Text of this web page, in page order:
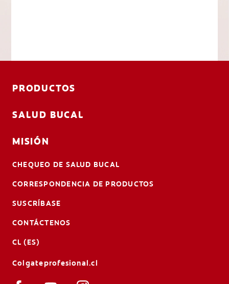
PRODUCTOS
SALUD BUCAL
MISIÓN
CHEQUEO DE SALUD BUCAL
CORRESPONDENCIA DE PRODUCTOS
SUSCRÍBASE
CONTÁCTENOS
CL (ES)
Colgateprofesional.cl